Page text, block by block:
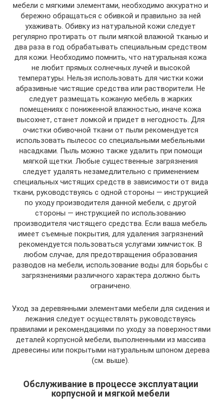
мебели с мягкими элементами, необходимо аккуратно и
бережно обращаться с обивкой и правильно за ней
ухаживать. Обивку из натуральной кожи следует
регулярно протирать от пыли мягкой влажной тканью и
два раза в год обрабатывать специальным средством
для кожи. Необходимо помнить, что натуральная кожа
не любит прямых солнечных лучей и высокой
температуры. Нельзя использовать для чистки кожи
абразивные чистящие средства или растворители. Не
следует размещать кожаную мебель в жарких
помещениях с пониженной влажностью, иначе кожа
высохнет, станет ломкой и придет в негодность. Для
очистки обивочной ткани от пыли рекомендуется
использовать пылесос со специальными мебельными
насадками. Пыль можно также удалить при помощи
мягкой щетки. Любые существенные загрязнения
следует удалять незамедлительно с применением
специальных чистящих средств в зависимости от вида
ткани, руководствуясь с одной стороны — инструкцией
по уходу производителя данной мебели, с другой
стороны — инструкцией по использованию
производителя чистящего средства. Если ваша мебель
имеет съемные покрытия, для удаления загрязнений
рекомендуется пользоваться услугами химчисток. В
любом случае, для предотвращения образования
разводов на мебели, использование воды для борьбы с
загрязнениями различного характера должно быть
ограничено.
Уход за деревянными элементами мебели для сидения и
лежания следует осуществлять руководствуясь
правилами и рекомендациями по уходу за поверхностями
деталей корпусной мебели, выполненными из массива
древесины или покрытыми натуральным шпоном дерева
(см. выше).
Обслуживание в процессе эксплуатации
корпусной и мягкой мебели